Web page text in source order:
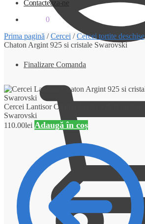
Finalizare Comanda
Contacteaza-ne
0
Prima pagină /Cercei /Cercei tortite deschise
Chaton Argint 925 si cristale Swarovski
Cercei Lantisor Chaton Argint 925 si cristale
Swarovski
110.00lei Adaugă în coș